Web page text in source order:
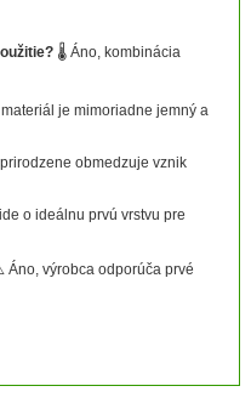
🌡️ Áno, kombinácia
je mimoriadne jemný a
obmedzuje vznik
o ideálnu prvú vrstvu pre
výrobca odporúča prvé